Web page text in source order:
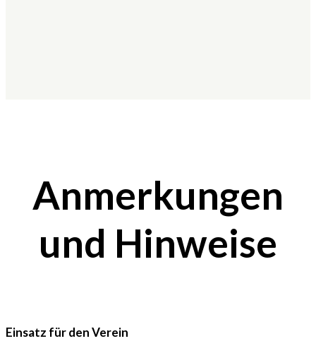
Anmerkungen
und Hinweise
Einsatz für den Verein